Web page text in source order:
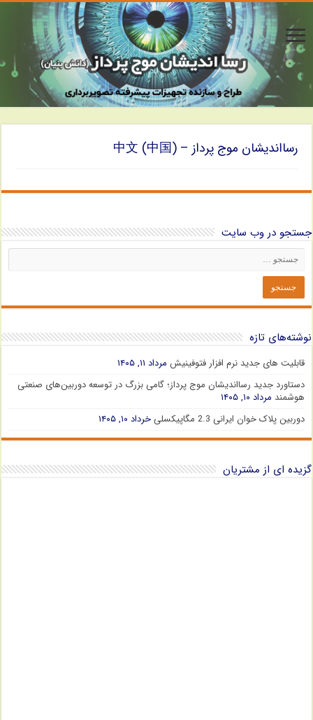
رسااندیشان موج پرداز – 中文 (中国)
جستجو در وب سایت
نوشته‌های تازه
قابلیت های جدید نرم افزار فتوفینیش مرداد ۱۱, ۱۴۰۵
دستاورد جدید رسااندیشان موج پرداز؛ گامی بزرگ در توسعه دوربین‌های صنعتی
هوشمند مرداد ۱۰, ۱۴۰۵
دوربین پلاک خوان ایرانی 2.3 مگاپیکسلی
خرداد ۱۰, ۱۴۰۵
گزیده ای از مشتریان